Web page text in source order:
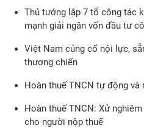
Thủ tướng lập 7 tổ công tác
mạnh giải ngân vốn đầu tư
Việt Nam củng cố nội lực,
thương chiến
Hoàn thuế TNCN tự động và
Hoàn thuế TNCN: Xử
cho người nộp thuế